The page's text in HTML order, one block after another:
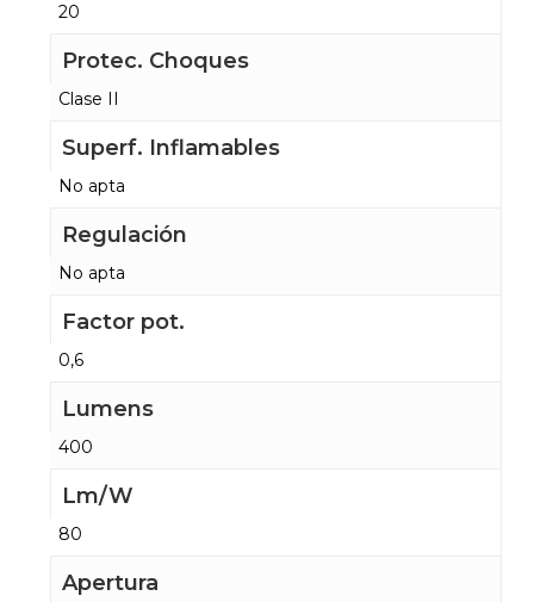
20
Protec. Choques
Clase II
Superf. Inflamables
No apta
Regulación
No apta
Factor pot.
0,6
Lumens
400
Lm/W
80
Apertura